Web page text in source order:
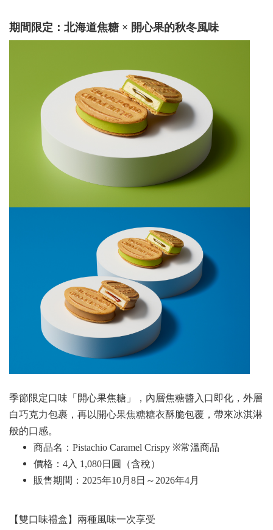
期間限定：北海道焦糖 × 開心果的秋冬風味
季節限定口味「開心果焦糖」，內層焦糖醬入口即化，外層
白巧克力包裹，再以開心果焦糖糖衣酥脆包覆，帶來冰淇淋
般的口感。
商品名：Pistachio Caramel Crispy ※常溫商品
價格：4入 1,080日圓（含稅）
販售期間：2025年10月8日～2026年4月
【雙口味禮盒】兩種風味一次享受